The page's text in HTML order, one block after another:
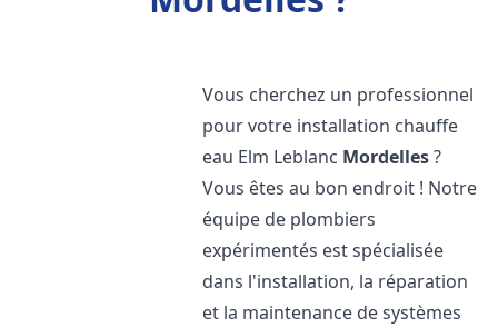
Vous cherchez un professionnel
pour votre installation chauffe
eau Elm Leblanc Mordelles?
Vous êtes au bon endroit ! Notre
équipe de plombiers
expérimentés est spécialisée
dans l'installation, la réparation
et la maintenance de systèmes